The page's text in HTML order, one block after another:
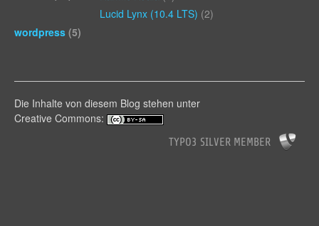
Lucid Lynx (10.4 LTS) (2)
wordpress (5)
Die Inhalte von diesem Blog stehen unter
Creative Commons: